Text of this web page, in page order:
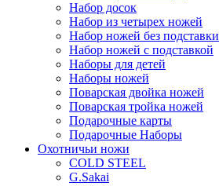
Набор досок
Набор из четырех ножей
Набор ножей без подставки
Набор ножей с подставкой
Наборы для детей
Наборы ножей
Поварская двойка ножей
Поварская тройка ножей
Подарочные карты
Подарочные Наборы
Охотничьи ножи
COLD STEEL
G.Sakai